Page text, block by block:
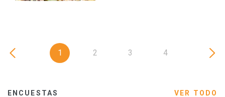
1 2 3 4
ENCUESTAS VER TODO